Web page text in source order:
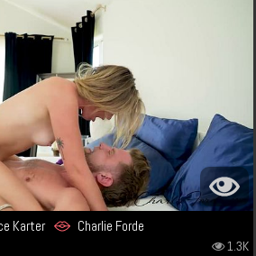
Karter Charlie Forde
1.3K